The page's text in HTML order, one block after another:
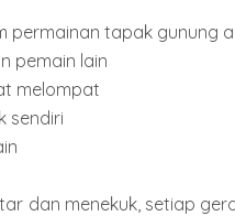
permainan tapak gunung
pemain lain
melompat
sendiri
dan menekuk, setiap